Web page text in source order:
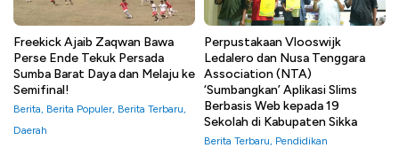
Freekick Ajaib Zaqwan Bawa
Perse Ende Tekuk Persada
Sumba Barat Daya dan Melaju ke
Semifinal!
Berita, Berita Populer, Berita Terbaru,
Daerah
Perpustakaan Vlooswijk
Ledalero dan Nusa Tenggara
Association (NTA)
‘Sumbangkan’ Aplikasi Slims
Berbasis Web kepada 19
Sekolah di Kabupaten Sikka
Berita Terbaru, Pendidikan